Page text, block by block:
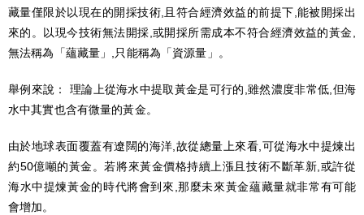
藏量僅限於以現在的開採技術,且符合經濟效益的前提下,能被開採出
來的。以現今技術無法開採,或開採所需成本不符合經濟效益的黃金,
無法稱為「蘊藏量」,只能稱為「資源量」。
舉例來說： 理論上從海水中提取黃金是可行的,雖然濃度非常低,但海
水中其實也含有微量的黃金。
由於地球表面覆蓋有遼闊的海洋,故從總量上來看,可從海水中提煉出
約50億噸的黃金。若將來黃金價格持續上漲且技術不斷革新,或許從
海水中提煉黃金的時代將會到來,那麼未來黃金蘊藏量就非常有可能
會增加。